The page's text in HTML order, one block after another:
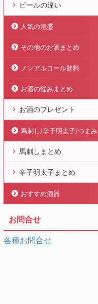
ビールの違い
人気の泡盛
その他のお酒まとめ
ノンアルコール飲料
お酒の悩みまとめ
お酒のプレゼント
馬刺し/辛子明太子/つまみ
馬刺しまとめ
辛子明太子まとめ
おすすめ酒器
お問合せ
各種お問合せ